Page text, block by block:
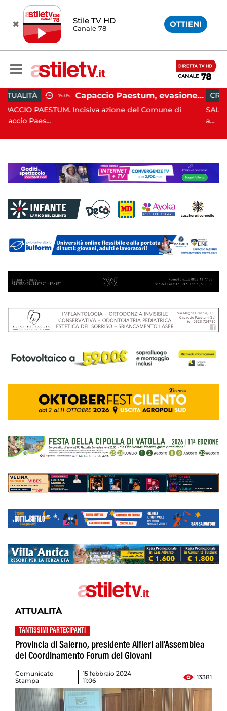
Stile TV HD
Canale 78 OTTIENI
Capaccio Paestum, evasione tassa di soggiorno: scoperte 49 strutture fantasma, elevate 132 sanzioni
Incisiva azione del Comune di
CRONACA 13:55
SALERNO. E' stato
ATTUALITÀ
TANTISSIMI PARTECIPANTI
Provincia di Salerno, presidente Alfieri all'Assemblea
del Coordinamento Forum dei Giovani
Comunicato
Stampa
15 febbraio 2024
11:06
13381